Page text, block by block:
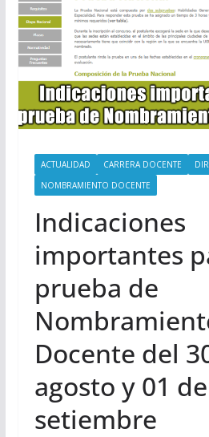
ACTUALIDAD CARRERA DOCENTE
NOMBRAMIENTO DOCENTE
Indicaciones
importantes
prueba de
Docente del
agosto y 01 de
setiembre